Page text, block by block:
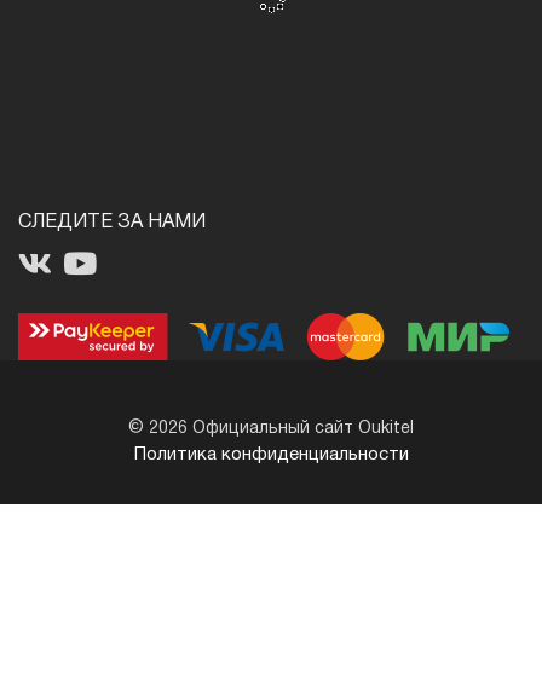
СЛЕДИТЕ ЗА НАМИ
© 2026 Официальный сайт Oukitel
Политика конфиденциальности